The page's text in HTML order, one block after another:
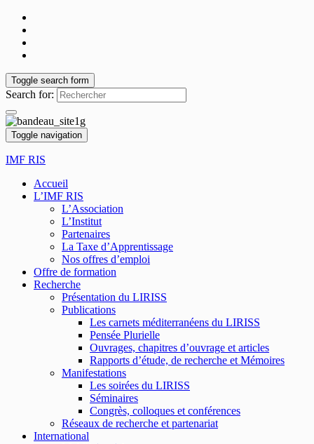
Toggle search form
Search for:
Toggle navigation
IMF RIS
Accueil
L’IMF RIS
L’Association
L’Institut
Partenaires
La Taxe d’Apprentissage
Nos offres d’emploi
Offre de formation
Recherche
Présentation du LIRISS
Publications
Les carnets méditerranéens du LIRISS
Pensée Plurielle
Ouvrages, chapitres d’ouvrage et articles
Rapports d’étude, de recherche et Mémoires
Manifestations
Les soirées du LIRISS
Séminaires
Congrès, colloques et conférences
Réseaux de recherche et partenariat
International